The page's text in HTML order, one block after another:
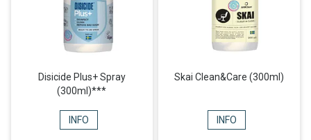
Disicide Plus+ Spray
(300ml)***
INFO
Skai Clean&Care (300ml)
INFO